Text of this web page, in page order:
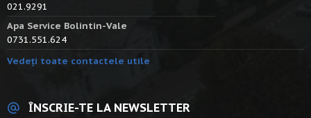
021.9291
Apa Service Bolintin-Vale
0731.551.624
Vedeți toate contactele utile
ÎNSCRIE-TE LA NEWSLETTER